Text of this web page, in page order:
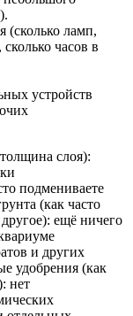
(сколько ламп,
часов в
устройств
слоя):
подмениваете
(как часто
ещё ничего
и других
удобрения (как
нет